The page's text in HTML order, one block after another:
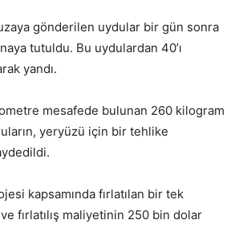
gönderilen uydular bir gün sonra
tutuldu. Bu uydulardan 40’ı
yandı.
mesafede bulunan 260 kilogram
yeryüzü için bir tehlike
kapsamında fırlatılan bir tek
fırlatılış maliyetinin 250 bin dolar